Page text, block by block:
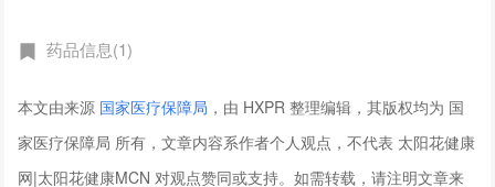
药品信息(1)
本文由来源 国家医疗保障局 ，由 HXPR 整理编辑，其版权均为 国
家医疗保障局 所有，文章内容系作者个人观点，不代表 太阳花健康
网|太阳花健康MCN 对观点赞同或支持。如需转载，请注明文章来